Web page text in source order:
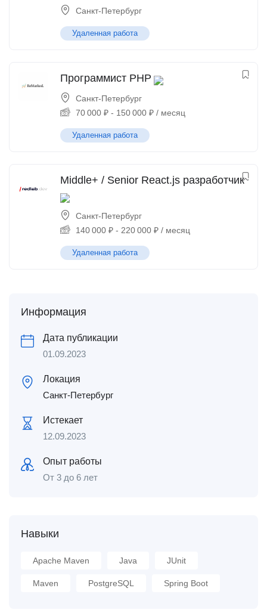
Санкт-Петербург
Удаленная работа
Программист PHP
Санкт-Петербург
70 000 ₽ - 150 000 ₽ / месяц
Удаленная работа
Middle+ / Senior React.js разработчик
Санкт-Петербург
140 000 ₽ - 220 000 ₽ / месяц
Удаленная работа
Информация
Дата публикации
01.09.2023
Локация
Санкт-Петербург
Истекает
12.09.2023
Опыт работы
От 3 до 6 лет
Навыки
Apache Maven Java JUnit
Maven PostgreSQL Spring Boot